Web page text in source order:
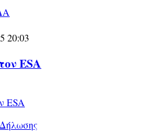
20:03
ESA